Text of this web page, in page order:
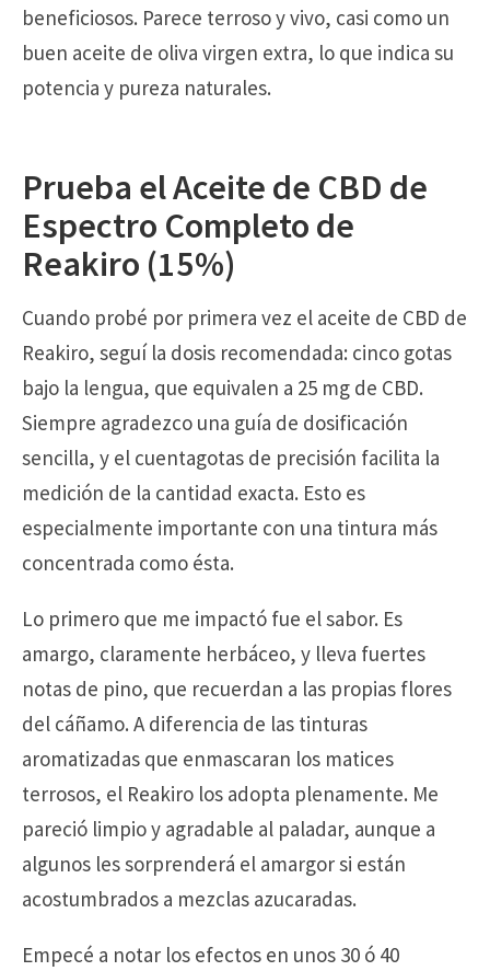
beneficiosos. Parece terroso y vivo, casi como un
buen aceite de oliva virgen extra, lo que indica su
potencia y pureza naturales.
Prueba el Aceite de CBD de
Espectro Completo de
Reakiro (15%)
Cuando probé por primera vez el aceite de CBD de
Reakiro, seguí la dosis recomendada: cinco gotas
bajo la lengua, que equivalen a 25 mg de CBD.
Siempre agradezco una guía de dosificación
sencilla, y el cuentagotas de precisión facilita la
medición de la cantidad exacta. Esto es
especialmente importante con una tintura más
concentrada como ésta.
Lo primero que me impactó fue el sabor. Es
amargo, claramente herbáceo, y lleva fuertes
notas de pino, que recuerdan a las propias flores
del cáñamo. A diferencia de las tinturas
aromatizadas que enmascaran los matices
terrosos, el Reakiro los adopta plenamente. Me
pareció limpio y agradable al paladar, aunque a
algunos les sorprenderá el amargor si están
acostumbrados a mezclas azucaradas.
Empecé a notar los efectos en unos 30 ó 40